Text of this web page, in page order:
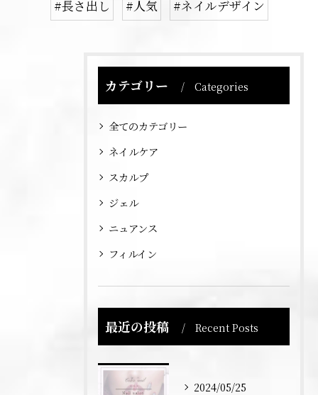
#長さ出し #人気 #ネイルデザイン
カテゴリー Categories
全てのカテゴリー
ネイルケア
スカルプ
ジェル
ニュアンス
フィルイン
最近の投稿 Recent Posts
2024/05/25